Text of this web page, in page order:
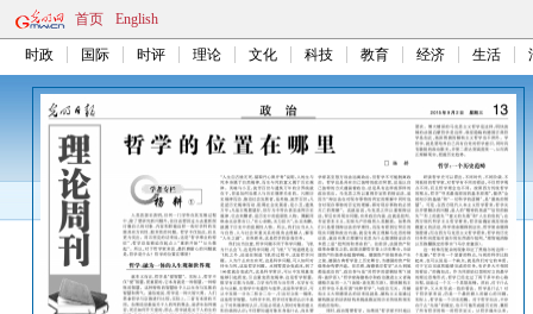
首页 English
时政 国际 时评 理论 文化 科技 教育 经济 生活